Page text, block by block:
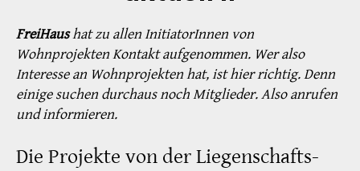
FreiHaushat zu allen InitiatorInnen von
Wohnprojekten Kontakt aufgenommen. Wer also
Interesse an Wohnprojekten hat, ist hier richtig. Denn
einige suchen durchaus noch Mitglieder. Also anrufen
und informieren.
Die Projekte von der Liegenschafts-